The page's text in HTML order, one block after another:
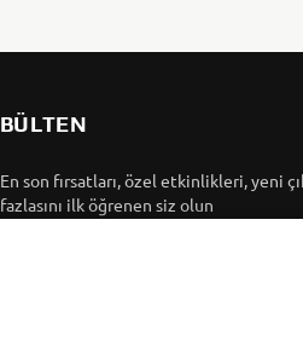
BÜLTEN
En son fırsatları, özel etkinlikleri, yeni
fazlasını ilk öğrenen siz olun